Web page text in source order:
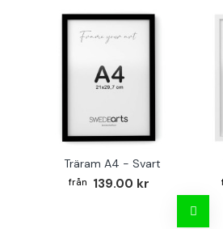
Träram A4 - Svart
139.00 kr